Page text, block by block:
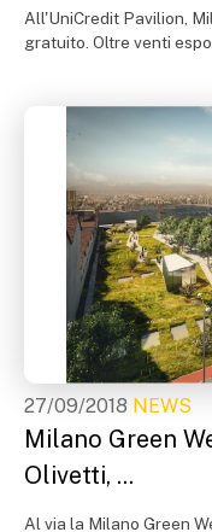
All'UniCredit Pavilion,
gratuito. Oltre venti
27/09/2018 NEWS
Milano Green
Olivetti, ...
Al via la Milano Green